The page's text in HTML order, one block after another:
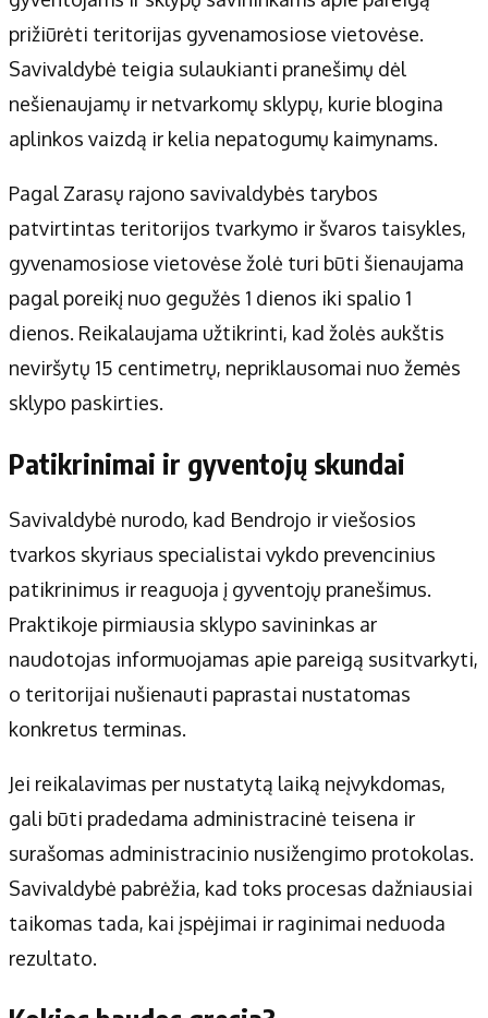
Apie mus
Autoriai
Kontaktai
Privatumo politika
Redakcijos politika
prižiūrėti teritorijas gyvenamosiose vietovėse.
Savivaldybė teigia sulaukianti pranešimų dėl
nešienaujamų ir netvarkomų sklypų, kurie blogina
aplinkos vaizdą ir kelia nepatogumų kaimynams.
Pagal Zarasų rajono savivaldybės tarybos
patvirtintas teritorijos tvarkymo ir švaros taisykles,
gyvenamosiose vietovėse žolė turi būti šienaujama
pagal poreikį nuo gegužės 1 dienos iki spalio 1
dienos. Reikalaujama užtikrinti, kad žolės aukštis
neviršytų 15 centimetrų, nepriklausomai nuo žemės
sklypo paskirties.
Patikrinimai ir gyventojų skundai
Savivaldybė nurodo, kad Bendrojo ir viešosios
tvarkos skyriaus specialistai vykdo prevencinius
patikrinimus ir reaguoja į gyventojų pranešimus.
Praktikoje pirmiausia sklypo savininkas ar
naudotojas informuojamas apie pareigą susitvarkyti,
o teritorijai nušienauti paprastai nustatomas
konkretus terminas.
Jei reikalavimas per nustatytą laiką neįvykdomas,
gali būti pradedama administracinė teisena ir
surašomas administracinio nusižengimo protokolas.
Savivaldybė pabrėžia, kad toks procesas dažniausiai
taikomas tada, kai įspėjimai ir raginimai neduoda
rezultato.